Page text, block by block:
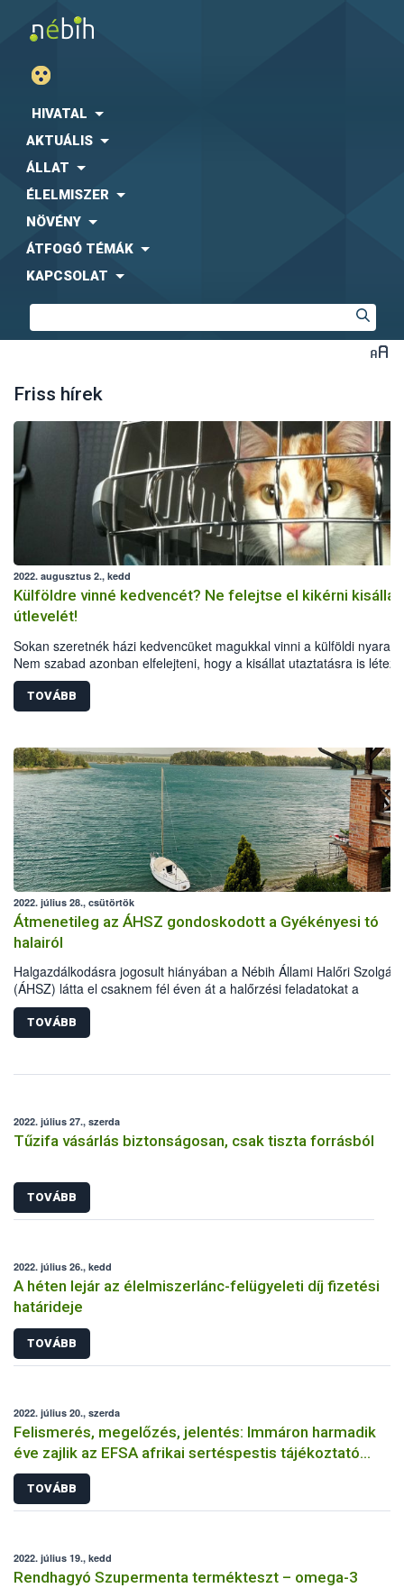
HIVATAL
AKTUÁLIS
ÁLLAT
ÉLELMISZER
NÖVÉNY
ÁTFOGÓ TÉMÁK
KAPCSOLAT
Friss hírek
2022. augusztus 2., kedd
Külföldre vinné kedvencét? Ne felejtse el kikérni
útlevelét!
Sokan szeretnék házi kedvencüket magukkal vinni a külföldi
Nem szabad azonban elfelejteni, hogy a kisállat utaztatásra is
egységes Európai Uniós szabályok, a különböző országok pedig
speciális feltételeket is előírhatnak. A Nemzeti Élelmiszerlánc-
Hivatal összegyűjtötte a legfontosabb tudnivalókat a kutyák,
TOVÁBB
2022. július 28., csütörtök
Átmenetileg az ÁHSZ gondoskodott a Gyékényesi tó
halairól
Halgazdálkodásra jogosult hiányában a Nébih Állami Halőri
(ÁHSZ) látta el csaknem fél éven át a halőrzési feladatokat a
Gyékényesi horgásztavon. Ezalatt a halőrök 120 kg haltetemet
szállíttattak el ártalmatlanításra, 8 esetben indítottak eljárást az
horgászati tilalom megszegése miatt, valamint több tucat illegális
TOVÁBB
2022. július 27., szerda
Tűzifa vásárlás biztonságosan, csak tiszta forrásból
TOVÁBB
2022. július 26., kedd
A héten lejár az élelmiszerlánc-felügyeleti díj fizetési
határideje
TOVÁBB
2022. július 20., szerda
Felismerés, megelőzés, jelentés: Immáron harmadik
éve zajlik az EFSA afrikai sertéspestis tájékoztató
kampánya
TOVÁBB
2022. július 19., kedd
Rendhagyó Szupermenta termékteszt – omega-3